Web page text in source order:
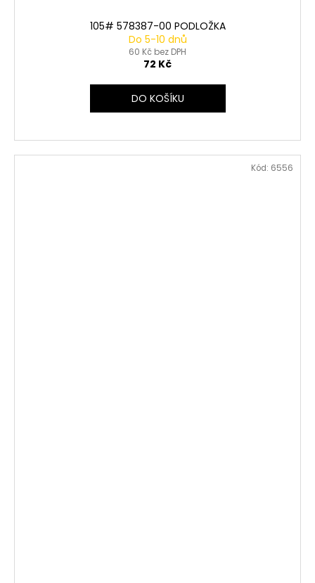
105# 578387-00 PODLOŽKA
Do 5-10 dnů
60 Kč bez DPH
72 Kč
DO KOŠÍKU
Kód: 6556